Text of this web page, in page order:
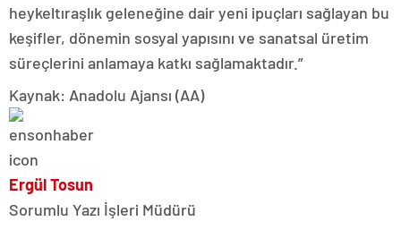
heykeltıraşlık geleneğine dair yeni ipuçları sağlayan bu
keşifler, dönemin sosyal yapısını ve sanatsal üretim
süreçlerini anlamaya katkı sağlamaktadır.”
Kaynak: Anadolu Ajansı (AA)
Ergül Tosun
Sorumlu Yazı İşleri Müdürü